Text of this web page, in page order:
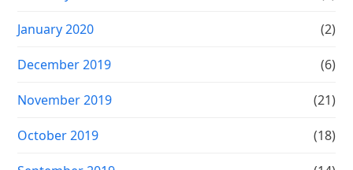
January 2020 (2)
December 2019 (6)
November 2019 (21)
October 2019 (18)